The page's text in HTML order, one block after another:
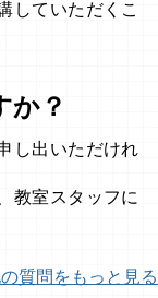
していただくこ
か？
し出いただけれ
教室スタッフに
質問をもっと見る